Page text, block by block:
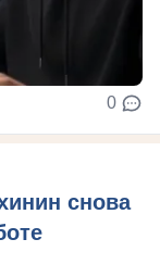
0
снова